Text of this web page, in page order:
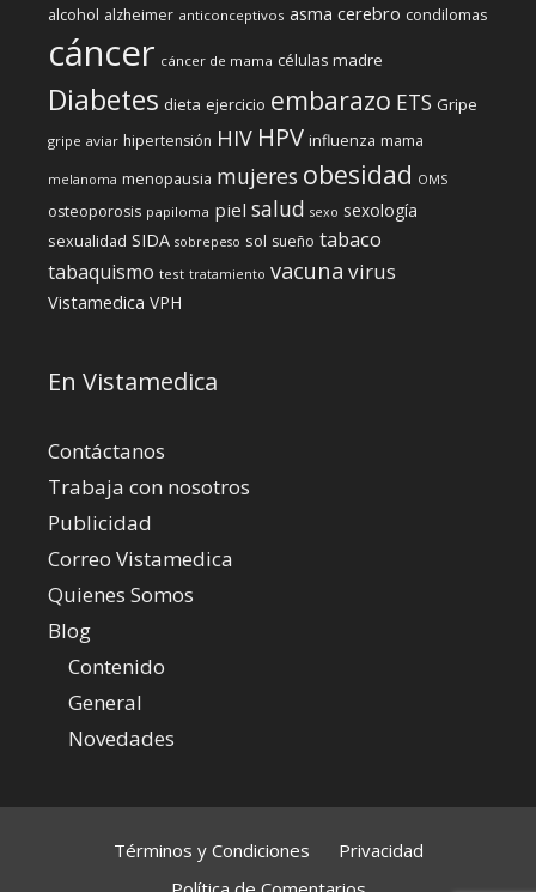
alcohol alzheimer anticonceptivos asma cerebro condilomas
cáncer cáncer de mama células madre
Diabetes dieta ejercicio embarazo ETS Gripe
gripe aviar hipertensión HIV HPV influenza mama
melanoma menopausia mujeres obesidad OMS
osteoporosis papiloma piel salud sexo sexología
sexualidad SIDA sobrepeso sol sueño tabaco
tabaquismo test tratamiento vacuna virus
Vistamedica VPH
En Vistamedica
Contáctanos
Trabaja con nosotros
Publicidad
Correo Vistamedica
Quienes Somos
Blog
Contenido
General
Novedades
Términos y Condiciones
Privacidad